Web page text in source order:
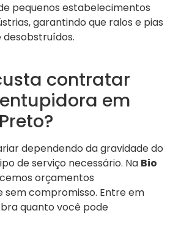
pequenos estabelecimentos
garantindo que ralos e pias
contratar
em
dependendo da gravidade do
de serviço necessário. Na Bio
orçamentos
sem compromisso. Entre em
quanto você pode